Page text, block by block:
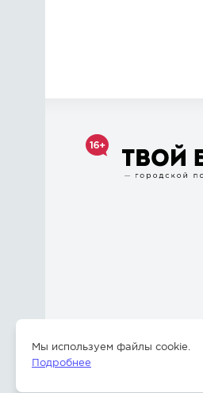
© 2009-2026 «
Мы используем файлы cookie.
Подробнее